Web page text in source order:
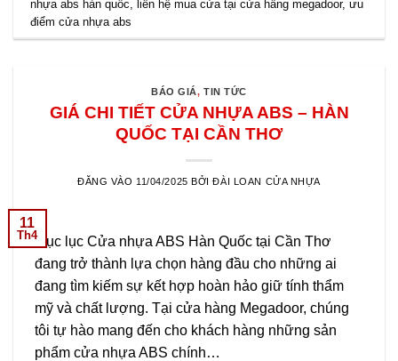
nhựa abs hàn quốc liên hệ mua cửa tại cửa hầng megadoor,ưu
điểm cửa nhựa abs
BÁO GIÁ,TIN TỨC
GIÁ CHI TIẾT CỬA NHỰA ABS – HÀN
QUỐC TẠI CẦN THƠ
ĐĂNG VÀO 11/04/2025 BỞIĐÀI LOAN CỬA NHỰA
11
Th4Mục lục Cửa nhựa ABS Hàn Quốc tại Cần Thơ
đang trở thành lựa chọn hàng đầu cho những ai
đang tìm kiếm sự kết hợp hoàn hảo giữ tính thẩm
mỹ và chất lượng. Tại cửa hàng Megadoor, chúng
tôi tự hào mang đến cho khách hàng những sản
phẩm cửa nhựa ABS chính…